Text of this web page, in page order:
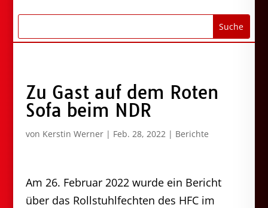
Zu Gast auf dem Roten
Sofa beim NDR
von Kerstin Werner| Feb. 28, 2022| Berichte
Am 26. Februar 2022 wurde ein Bericht
über das Rollstuhlfechten des HFC im